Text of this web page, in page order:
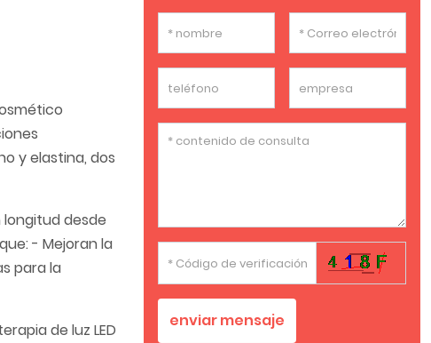
y elastina, dos
desde
- Mejoran la
para la
de luz LED
enviar mensaje